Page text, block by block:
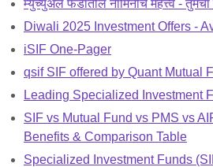
म्युच्युअल फंडातील नॉमिनीचे महत्त्व -
Diwali 2025 Investment Offers -
iSIF One-Pager
qsif SIF offered by Quant Mutual
Leading Specialized Investment
SIF vs Mutual Fund vs PMS vs
Benefits & Comparison Table
Specialized Investment Funds